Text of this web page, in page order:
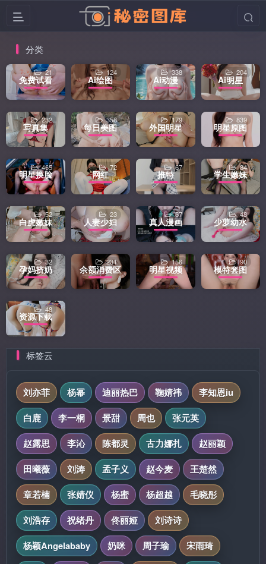
分类
免费试看
21
Ai绘图
124
Ai动漫
338
Ai明星
204
写真集
232
每日美图
358
外国明星
179
明星原图
839
明星换脸
465
网红
72
推特
67
学生嫩妹
84
白虎嫩妹
52
人妻少妇
23
真人漫画
67
少萝幼水
48
孕妈挤奶
32
余额消费区
231
明星视频
156
模特套图
90
资源下载
48
标签云
刘亦菲 杨幂 迪丽热巴 鞠婧祎
李知恩iu
白鹿
李一桐 景甜 周也
张元英
赵露思
李沁 陈都灵 古力娜扎
赵丽颖
田曦薇
刘涛 孟子义 赵今麦
王楚然
章若楠
张婧仪 杨蜜 杨超越
毛晓彤
刘浩存
祝绪丹 佟丽娅
刘诗诗
杨颖Angelababy
奶咪 周子瑜
宋雨琦